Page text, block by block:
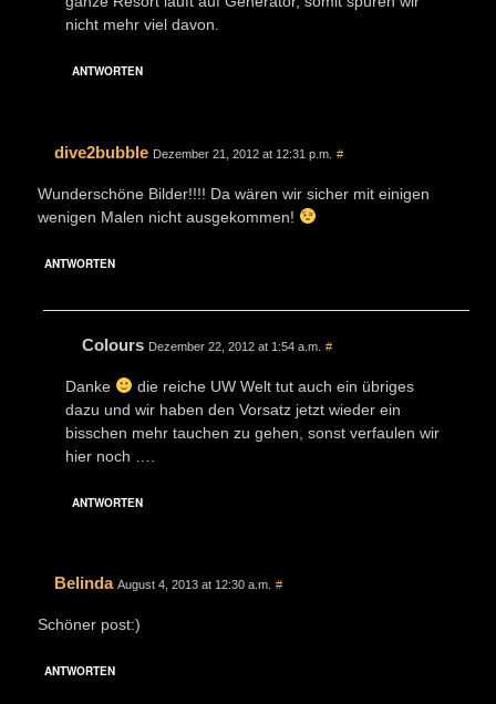
nicht mehr viel davon.
ANTWORTEN
dive2bubble Dezember 21, 2012 at 12:31 p.m. #
Wunderschöne Bilder!!!! Da wären wir sicher mit einigen
wenigen Malen nicht ausgekommen!
ANTWORTEN
Colours Dezember 22, 2012 at 1:54 a.m. #
Danke
die reiche UW Welt tut auch ein übriges
dazu und wir haben den Vorsatz jetzt wieder ein
bisschen mehr tauchen zu gehen, sonst verfaulen wir
hier noch ….
ANTWORTEN
Belinda August 4, 2013 at 12:30 a.m. #
Schöner post:)
ANTWORTEN